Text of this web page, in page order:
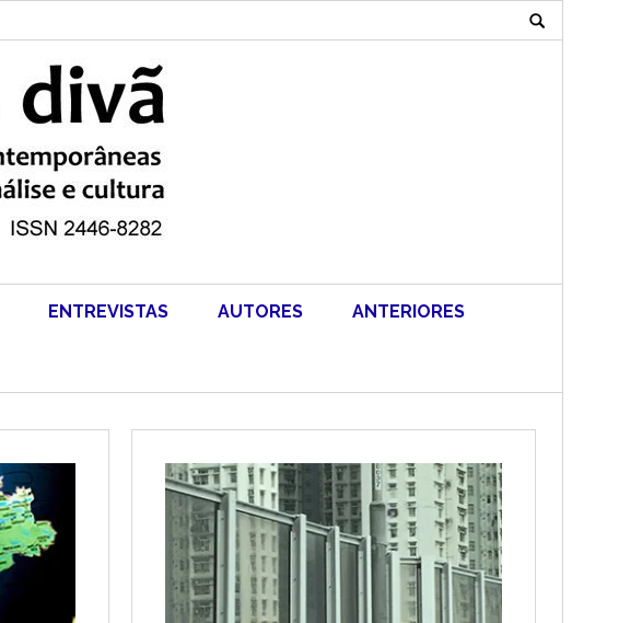
Search
for:
ENTREVISTAS AUTORES ANTERIORES